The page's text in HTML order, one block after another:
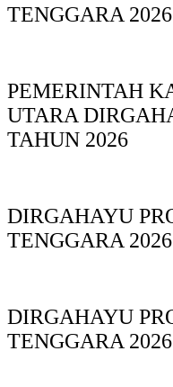
TENGGARA 2026
PEMERINTAH
UTARA
TAHUN 2026
DIRGAHAYU
TENGGARA 2026
DIRGAHAYU
TENGGARA 2026